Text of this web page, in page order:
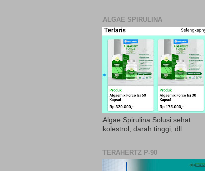
ALGAE SPIRULINA
Algae Spirulina Solusi sehat
kolestrol, darah tinggi, dll.
TERAHERTZ P-90